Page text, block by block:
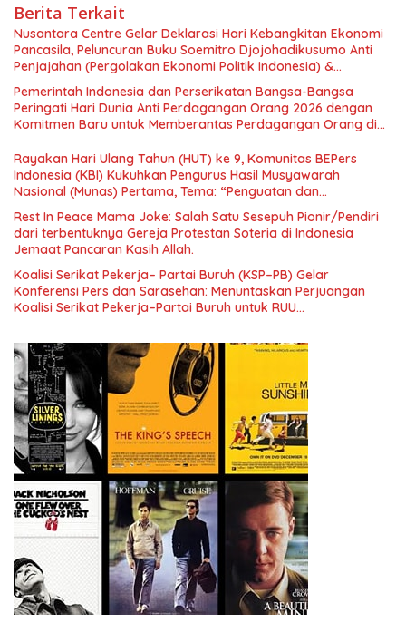
Berita Terkait
Nusantara Centre Gelar Deklarasi Hari Kebangkitan Ekonomi
Pancasila, Peluncuran Buku Soemitro Djojohadikusumo Anti
Penjajahan (Pergolakan Ekonomi Politik Indonesia) &
Simposium Nasional “Urgensi Undang-Undang Perekonomian
Nasional dan Kesejahteraan Sosial dalam Menata Bangsa
Menuju Indonesia Emas 2045”,
Pemerintah Indonesia dan Perserikatan Bangsa-Bangsa
Peringati Hari Dunia Anti Perdagangan Orang 2026 dengan
Komitmen Baru untuk Memberantas Perdagangan Orang di
Rayakan Hari Ulang Tahun (HUT) ke 9, Komunitas BEPers
Indonesia (KBI) Kukuhkan Pengurus Hasil Musyawarah
Nasional (Munas) Pertama, Tema: “Penguatan dan
Pengembangan Organisasi KBI yang Berbasis Riset di seluruh
Indonesia dan Mancanegara”.
Rest In Peace Mama Joke: Salah Satu Sesepuh Pionir/Pendiri
dari terbentuknya Gereja Protestan Soteria di Indonesia
Jemaat Pancaran Kasih Allah.
Koalisi Serikat Pekerja– Partai Buruh (KSP–PB) Gelar
Konferensi Pers dan Sarasehan: Menuntaskan Perjuangan
Koalisi Serikat Pekerja–Partai Buruh untuk RUU